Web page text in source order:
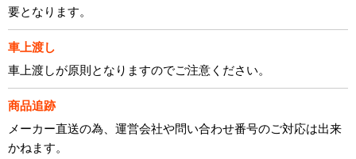
要となります。
車上渡し
車上渡しが原則となりますのでご注意ください。
商品追跡
メーカー直送の為、運営会社や問い合わせ番号のご対応は出来
かねます。